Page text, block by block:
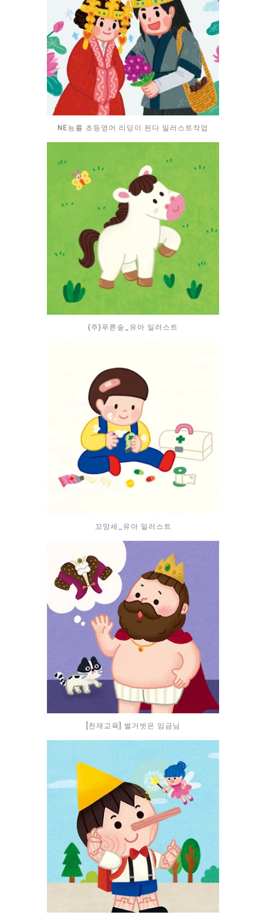
NE능률 초등영어 리딩이 된다 일러스트작업
(주)푸른숲_유아 일러스트
꼬망세_유아 일러스트
[천재교육] 벌거벗은 임금님